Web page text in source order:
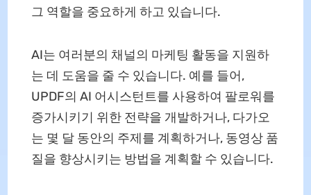
그 역할을 중요하게 하고 있습니다.
AI는 여러분의 채널의 마케팅 활동을 지원하
는 데 도움을 줄 수 있습니다. 예를 들어,
UPDF의 AI 어시스턴트를 사용하여 팔로워를
증가시키기 위한 전략을 개발하거나, 다가오
는 몇 달 동안의 주제를 계획하거나, 동영상 품
질을 향상시키는 방법을 계획할 수 있습니다.